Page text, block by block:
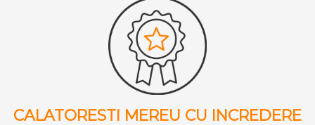
CALATORESTI MEREU CU INCREDERE